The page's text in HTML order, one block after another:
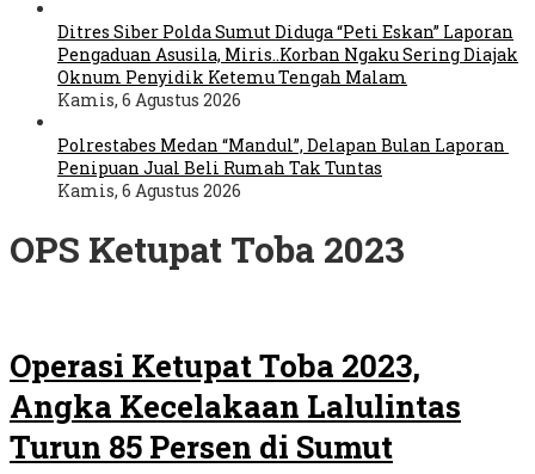
Ditres Siber Polda Sumut Diduga “Peti Eskan” Laporan
Pengaduan Asusila, Miris..Korban Ngaku Sering Diajak
Oknum Penyidik Ketemu Tengah Malam
Kamis, 6 Agustus 2026
Polrestabes Medan “Mandul”, Delapan Bulan Laporan
Penipuan Jual Beli Rumah Tak Tuntas
Kamis, 6 Agustus 2026
OPS Ketupat Toba 2023
Operasi Ketupat Toba 2023,
Angka Kecelakaan Lalulintas
Turun 85 Persen di Sumut